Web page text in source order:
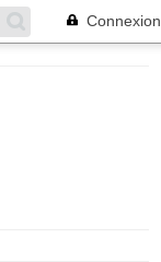
Connexion